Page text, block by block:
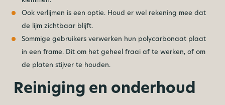
Ook verlijmen is een optie. Houd er wel rekening mee dat
de lijm zichtbaar blijft.
Sommige gebruikers verwerken hun polycarbonaat plaat
in een frame. Dit om het geheel fraai af te werken, of om
de platen stijver te houden.
Reiniging en onderhoud